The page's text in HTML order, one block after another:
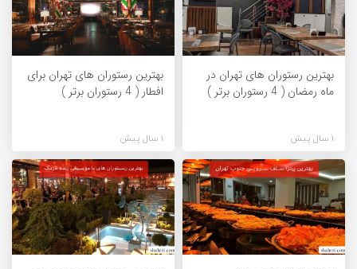
بهترین رستوران های تهران در
ماه رمضان ( 4 رستوران برتر )
1 سال پیش
بهترین رستوران های تهران برای
افطار ( 4 رستوران برتر )
1 سال پیش